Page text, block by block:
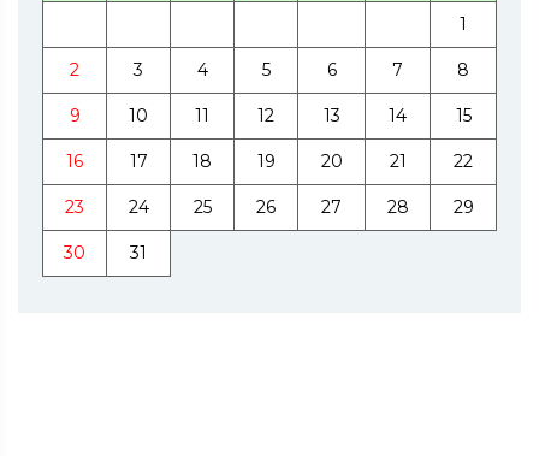
1
2 3 4 5 6 7 8
9 10 11 12 13 14 15
16 17 18 19 20 21 22
23 24 25 26 27 28 29
30 31